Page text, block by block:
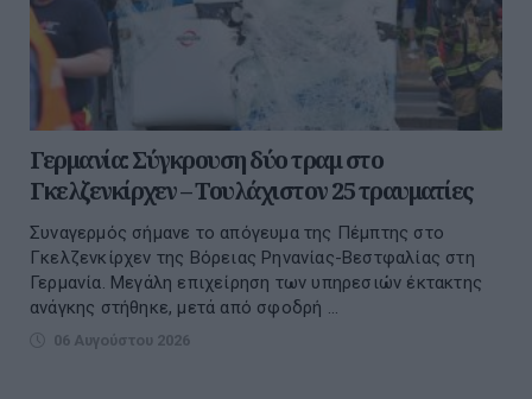
Γερμανία: Σύγκρουση δύο τραμ στο
Γκελζενκίρχεν – Τουλάχιστον 25 τραυματίες
Συναγερμός σήμανε το απόγευμα της Πέμπτης στο
Γκελζενκίρχεν της Βόρειας Ρηνανίας-Βεστφαλίας στη
Γερμανία. Μεγάλη επιχείρηση των υπηρεσιών έκτακτης
ανάγκης στήθηκε, μετά από σφοδρή ...
06 Αυγούστου 2026